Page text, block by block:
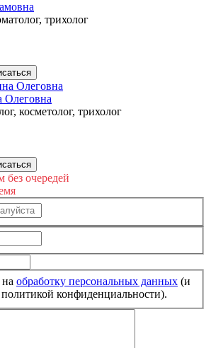
трихолог
Олеговна
косметолог, трихолог
без очередей
обработку персональных данных (и
конфиденциальности).